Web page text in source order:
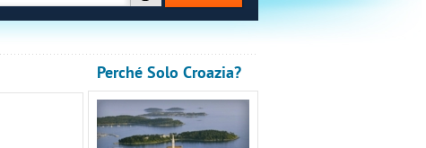
Perché Solo Croazia?